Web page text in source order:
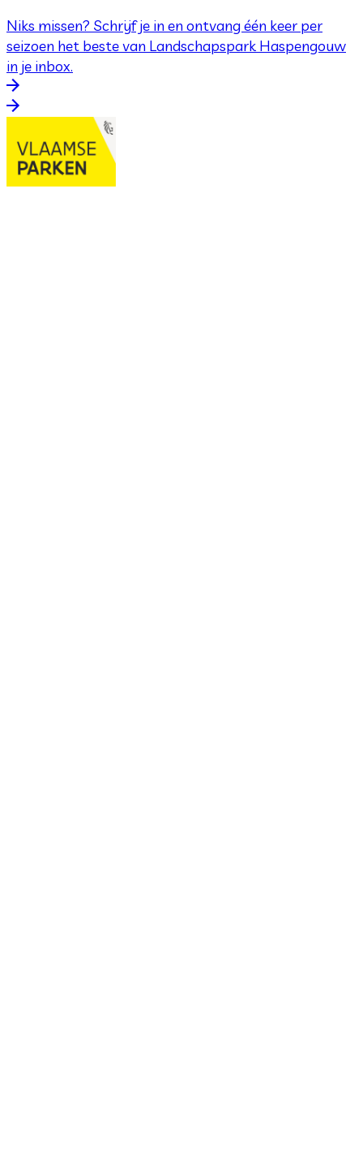
Niks missen? Schrijf je in en ontvang één keer per
seizoen het beste van Landschapspark Haspengouw
in je inbox.